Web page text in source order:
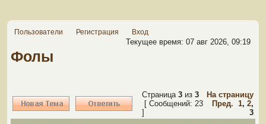
Пользователи Регистрация Вход
Текущее время: 07 авг 2026, 09:19
Фолы
Страница 3 из 3
[ Сообщений: 23
]
На страницу
Пред. 1, 2,
3